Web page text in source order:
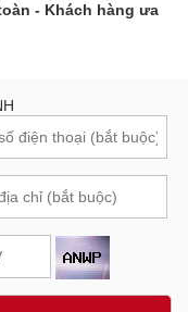
- Khách hàng ưa